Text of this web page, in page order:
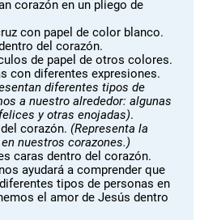
corazón en un pliego de
con papel de color blanco.
del corazón.
de papel de otros colores.
con diferentes expresiones.
diferentes tipos de
a nuestro alrededor: algunas
y otras enojadas).
del corazón.(Representa la
nuestros corazones.)
caras dentro del corazón.
ayudará a comprender que
tipos de personas en
el amor de Jesús dentro